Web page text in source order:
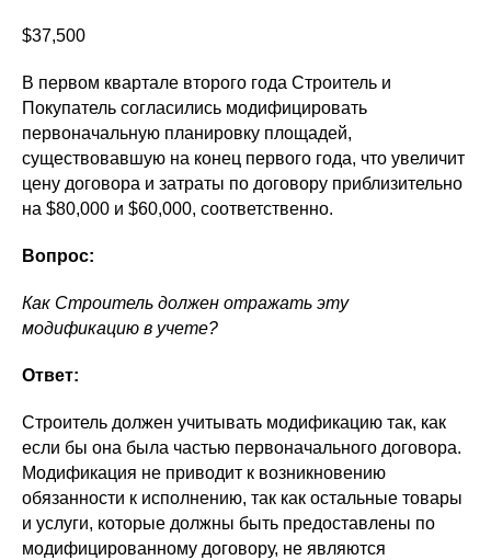
$37,500
В первом квартале второго года Строитель и
Покупатель согласились модифицировать
первоначальную планировку площадей,
существовавшую на конец первого года, что увеличит
цену договора и затраты по договору приблизительно
на $80,000 и $60,000, соответственно.
Вопрос:
Как Строитель должен отражать эту
модификацию в учете?
Ответ:
Строитель должен учитывать модификацию так, как
если бы она была частью первоначального договора.
Модификация не приводит к возникновению
обязанности к исполнению, так как остальные товары
и услуги, которые должны быть предоставлены по
модифицированному договору, не являются